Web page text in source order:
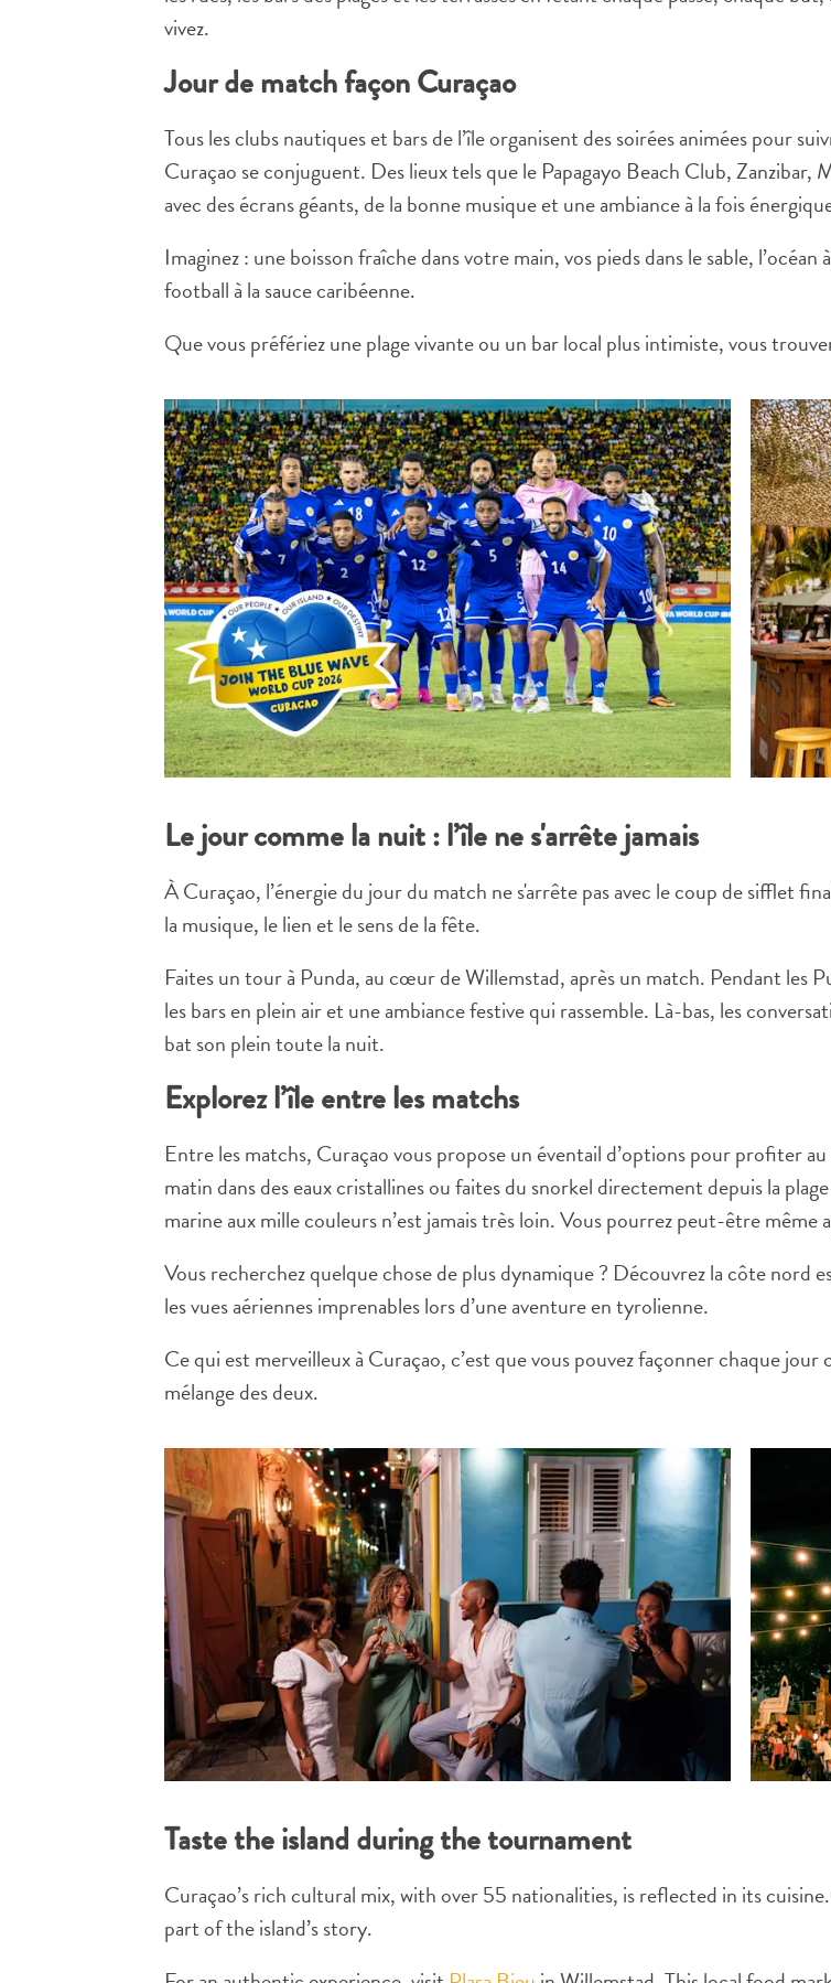
WHATSAPP
FACEBOOK
X
COURRIEL
COPIER LE LIEN
vivez.
Jour de match façon Curaçao
Tous les clubs nautiques et bars de l’île organisent des soirées animées pour
Curaçao se conjuguent. Des lieux tels que le Papagayo Beach Club,
avec des écrans géants, de la bonne musique et une ambiance à la fois
Imaginez : une boisson fraîche dans votre main, vos pieds dans le sable,
football à la sauce caribéenne.
Que vous préfériez une plage vivante ou un bar local plus intimiste, vous
Le jour comme la nuit : l’île ne s'arrête jamais
À Curaçao, l’énergie du jour du match ne s'arrête pas avec le coup de sifflet
la musique, le lien et le sens de la fête.
Faites un tour à Punda, au cœur de Willemstad, après un match. Pendant les
les bars en plein air et une ambiance festive qui rassemble. Là-bas, les
bat son plein toute la nuit.
Explorez l’île entre les matchs
Entre les matchs, Curaçao vous propose un éventail d’options pour profiter
matin dans des eaux cristallines ou faites du snorkel directement depuis la
marine aux mille couleurs n’est jamais très loin. Vous pourrez peut-être même
Vous recherchez quelque chose de plus dynamique ? Découvrez la côte nord
les vues aériennes imprenables lors d’une aventure en tyrolienne.
Ce qui est merveilleux à Curaçao, c’est que vous pouvez façonner chaque
mélange des deux.
Taste the island during the tournament
Curaçao’s rich cultural mix, with over 55 nationalities, is reflected in its
part of the island’s story.
COPIER LE LIEN